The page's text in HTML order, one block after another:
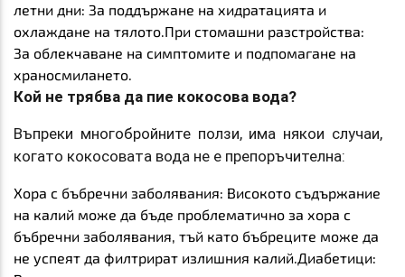
летни дни: За поддържане на хидратацията и
охлаждане на тялото.При стомашни разстройства:
За облекчаване на симптомите и подпомагане на
храносмилането.
Кой не трябва да пие кокосова вода?
Въпреки многобройните ползи, има някои случаи,
когато кокосовата вода не е препоръчителна:
Хора с бъбречни заболявания: Високото съдържание
на калий може да бъде проблематично за хора с
бъбречни заболявания, тъй като бъбреците може да
не успеят да филтрират излишния калий.Диабетици: